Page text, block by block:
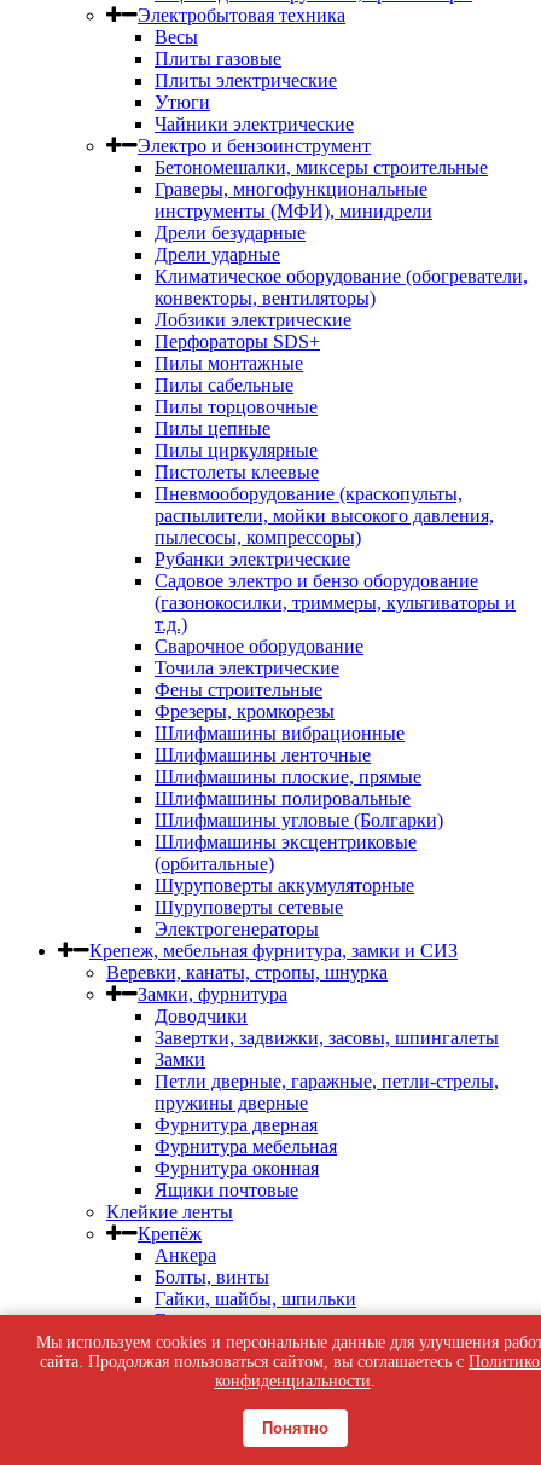
Электробытовая техника
Весы
Плиты газовые
Плиты электрические
Утюги
Чайники электрические
Электро и бензоинструмент
Бетономешалки, миксеры строительные
Граверы, многофункциональные
инструменты (МФИ), минидрели
Дрели безударные
Дрели ударные
Климатическое оборудование (обогреватели,
конвекторы, вентиляторы)
Лобзики электрические
Перфораторы SDS+
Пилы монтажные
Пилы сабельные
Пилы торцовочные
Пилы цепные
Пилы циркулярные
Пистолеты клеевые
Пневмооборудование (краскопульты,
распылители, мойки высокого давления,
пылесосы, компрессоры)
Рубанки электрические
Садовое электро и бензо оборудование
(газонокосилки, триммеры, культиваторы и
т.д.)
Сварочное оборудование
Точила электрические
Фены строительные
Фрезеры, кромкорезы
Шлифмашины вибрационные
Шлифмашины ленточные
Шлифмашины плоские, прямые
Шлифмашины полировальные
Шлифмашины угловые (Болгарки)
Шлифмашины эксцентриковые
(орбитальные)
Шуруповерты аккумуляторные
Шуруповерты сетевые
Электрогенераторы
Крепеж, мебельная фурнитура, замки и СИЗ
Веревки, канаты, стропы, шнурка
Замки, фурнитура
Доводчики
Завертки, задвижки, засовы, шпингалеты
Замки
Петли дверные, гаражные, петли-стрелы,
пружины дверные
Фурнитура дверная
Фурнитура мебельная
Фурнитура оконная
Ящики почтовые
Клейкие ленты
Крепёж
Анкера
Болты, винты
Гайки, шайбы, шпильки
Гвозди
Дюбель-гвозди, дюбель-шурупы
Дюбеля Молли
Дюбеля пластиковые, для теплоизоляции
Кляймеры, скобы строительные, патроны
индустриальные
Перфорированный крепеж
Мы используем cookies и персональные данные для улучшения
сайта. Продолжая пользоваться сайтом, вы соглашаетесь с
конфиденциальности.
Понятно